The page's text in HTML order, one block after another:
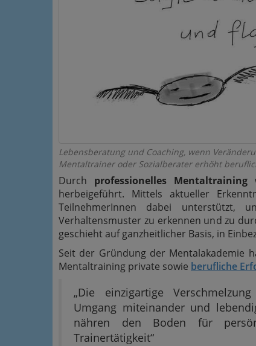
Lebensberatung und Coaching, wenn
Mentaltrainer oder Sozialberater erhöht
Durch professionelles Mentaltraining
herbeigeführt. Mittels aktueller
TeilnehmerInnen dabei unterstützt,
Verhaltensmuster zu erkennen und zu
geschieht auf ganzheitlicher Basis, in
Seit der Gründung der Mentalakademie
Mentaltraining private sowie berufliche
„Die einzigartige
Umgang miteinander und
nähren den Boden für
Trainertätigkeit“